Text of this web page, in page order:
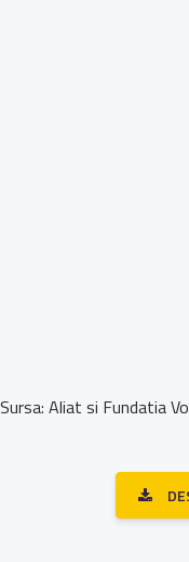
Sursa: Aliat si Fundatia